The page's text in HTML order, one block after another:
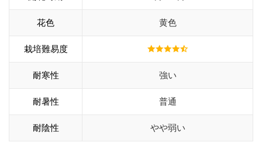
花色 黄色
栽培難易度
耐寒性 強い
耐暑性 普通
耐陰性 やや弱い